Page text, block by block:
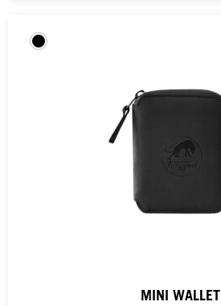
MINI WALLET